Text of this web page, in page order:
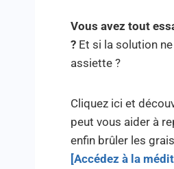
Vous avez tout
? Et si la solution
assiette ?
Cliquez ici et
peut vous aider à
enfin brûler les
[Accédez à la